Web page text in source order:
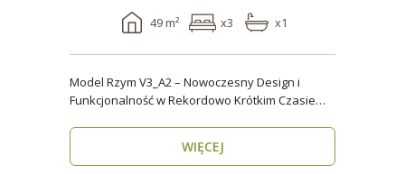
49 m² x3 x1
Model Rzym V3_A2 – Nowoczesny Design i
Funkcjonalność w Rekordowo Krótkim Czasie
WIĘCEJ